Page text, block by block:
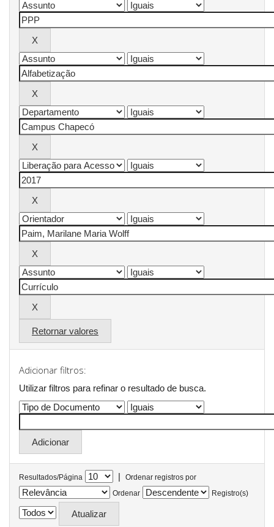
Retornar valores
Adicionar filtros:
Utilizar filtros para refinar o resultado de busca.
Resultados/Página |
Ordenar registros por
Ordenar
Registro(s)